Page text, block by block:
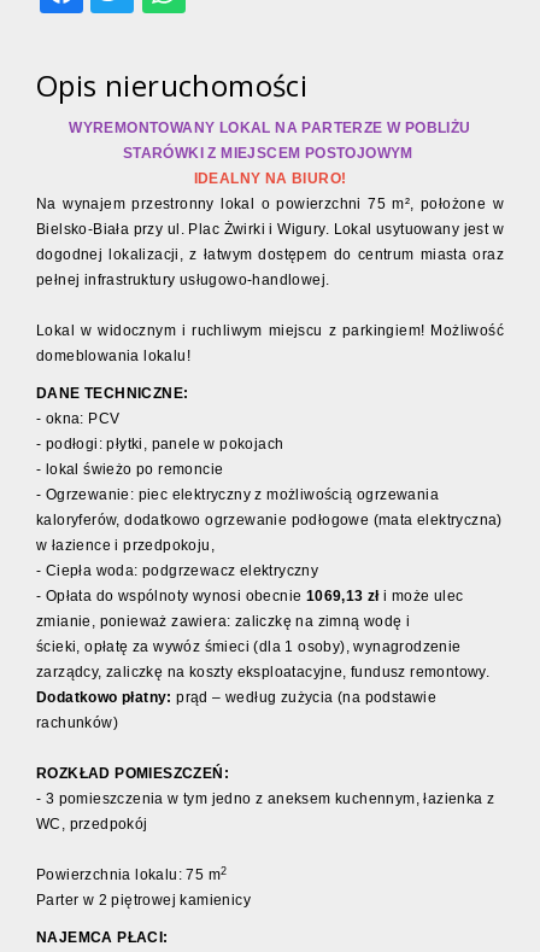
Opis nieruchomości
WYREMONTOWANY LOKAL NA PARTERZE W POBLIŻU
STARÓWKI Z MIEJSCEM POSTOJOWYM
IDEALNY NA BIURO!
Na wynajem przestronny lokal o powierzchni 75 m², położone w
Bielsko-Biała przy ul. Plac Żwirki i Wigury. Lokal usytuowany jest w
dogodnej lokalizacji, z łatwym dostępem do centrum miasta oraz
pełnej infrastruktury usługowo-handlowej.
Lokal w widocznym i ruchliwym miejscu z parkingiem! Możliwość
domeblowania lokalu!
DANE TECHNICZNE:
- okna: PCV
- podłogi: płytki, panele w pokojach
- lokal świeżo po remoncie
- Ogrzewanie: piec elektryczny z możliwością ogrzewania
kaloryferów,dodatkowo ogrzewanie podłogowe (mata elektryczna)
w łazience i przedpokoju,
- Ciepła woda: podgrzewacz elektryczny
- Opłata do wspólnoty wynosi obecnie 1069,13 złi może ulec
zmianie, ponieważ zawiera: zaliczkę na zimną wodę i
ścieki,opłatę za wywóz śmieci (dla 1 osoby),wynagrodzenie
zarządcy,zaliczkę na koszty eksploatacyjne,fundusz remontowy.
Dodatkowo płatny:prąd – według zużycia (na podstawie
rachunków)
ROZKŁAD POMIESZCZEŃ:
- 3 pomieszczenia w tym jedno z aneksem kuchennym, łazienka z
WC, przedpokój
Powierzchnia lokalu: 75 m2
Parter w 2 piętrowej kamienicy
NAJEMCA PŁACI: